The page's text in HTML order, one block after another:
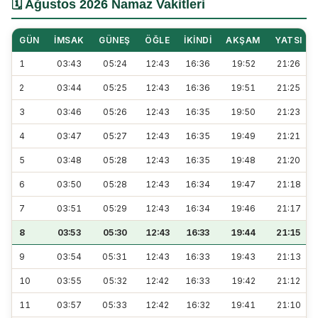
🗓️ Ağustos 2026 Namaz Vakitleri
GÜN İMSAK GÜNEŞ ÖĞLE İKINDI AKŞAM YATSI
1 03:43 05:24 12:43 16:36 19:52 21:26
2 03:44 05:25 12:43 16:36 19:51 21:25
3 03:46 05:26 12:43 16:35 19:50 21:23
4 03:47 05:27 12:43 16:35 19:49 21:21
5 03:48 05:28 12:43 16:35 19:48 21:20
6 03:50 05:28 12:43 16:34 19:47 21:18
7 03:51 05:29 12:43 16:34 19:46 21:17
8 03:53 05:30 12:43 16:33 19:44 21:15
9 03:54 05:31 12:43 16:33 19:43 21:13
10 03:55 05:32 12:42 16:33 19:42 21:12
11 03:57 05:33 12:42 16:32 19:41 21:10